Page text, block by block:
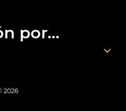
por...
2026